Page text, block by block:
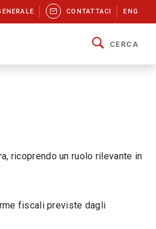
CONTATTACI ENG
CERCA
ricoprendo un ruolo rilevante in
fiscali previste dagli